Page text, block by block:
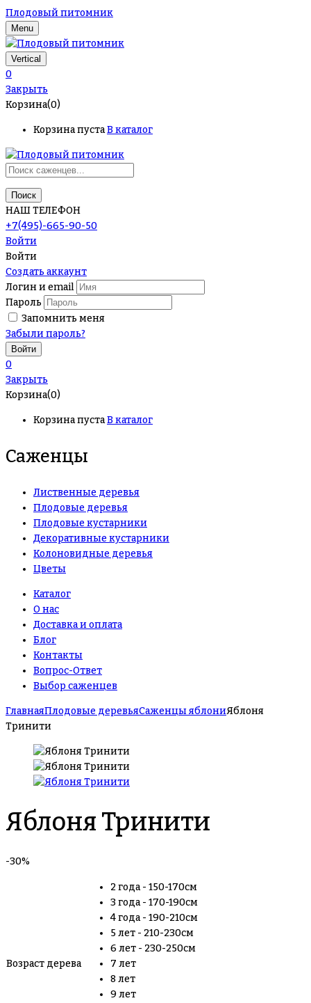
Плодовый питомник
Menu
Vertical
0
Закрыть
Корзина(0)
Корзина пустаВ каталог
Поиск
НАШ ТЕЛЕФОН
+7(495)-665-90-50
Войти
Войти
Создать аккаунт
Логин и email
Пароль
Запомнить меня
Забыли пароль?
0
Закрыть
Корзина(0)
Корзина пустаВ каталог
Саженцы
Лиственные деревья
Плодовые деревья
Плодовые кустарники
Декоративные кустарники
Колоновидные деревья
Цветы
Каталог
О нас
Доставка и оплата
Блог
Контакты
Вопрос-Ответ
Выбор саженцев
ГлавнаяПлодовые деревьяСаженцы яблониЯблоня
Тринити
Яблоня Тринити
-30%
Возраст дерева
2 года - 150-170см
3 года - 170-190см
4 года - 190-210см
5 лет - 210-230см
6 лет - 230-250см
7 лет
8 лет
9 лет